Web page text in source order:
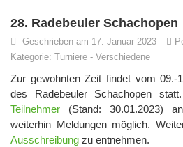
28. Radebeuler Schachopen
Geschrieben am 17. Januar 2023
Kategorie: Turniere - Verschiedene
Zur gewohnten Zeit findet vom 09.-
des Radebeuler Schachopen
Teilnehmer (Stand: 30.01.2023)
weiterhin Meldungen möglich.
Ausschreibung zu entnehmen.